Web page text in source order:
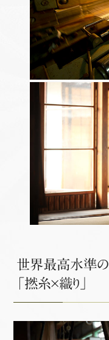
世界最高水準
「撚糸×織り」